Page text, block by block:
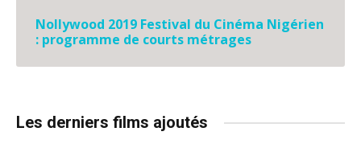
Nollywood 2019 Festival du Cinéma Nigérien
: programme de courts métrages
Les derniers films ajoutés